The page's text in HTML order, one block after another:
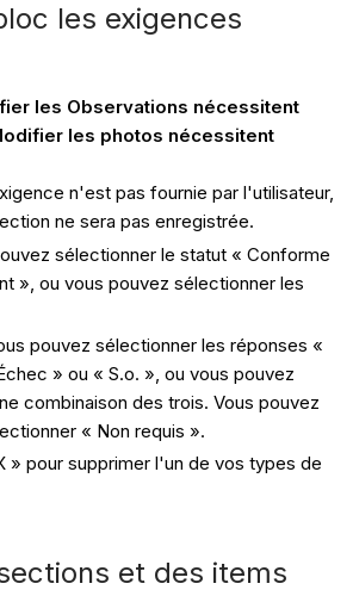
les exigences
les Observations nécessitent
les photos nécessitent
n'est pas fournie par l'utilisateur,
ne sera pas enregistrée.
sélectionner le statut « Conforme
», ou vous pouvez sélectionner les
pouvez sélectionner les réponses «
» ou « S.o. », ou vous pouvez
combinaison des trois. Vous pouvez
« Non requis ».
» pour supprimer l'un de vos types de
et des items